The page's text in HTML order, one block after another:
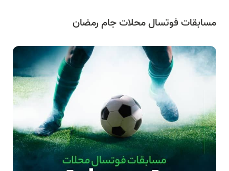
مسابقات فوتسال محلات جام رمضان